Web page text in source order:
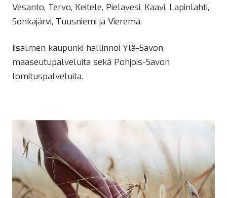
Vesanto, Tervo, Keitele, Pielavesi, Kaavi, Lapinlahti,
Sonkajärvi, Tuusniemi ja Vieremä.
Iisalmen kaupunki hallinnoi Ylä-Savon
maaseutupalveluita sekä Pohjois-Savon
lomituspalveluita.